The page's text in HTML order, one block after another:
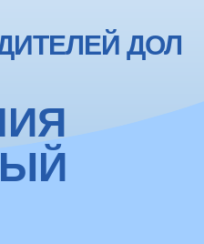
ДОЛ